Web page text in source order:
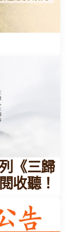
《三歸
收聽！